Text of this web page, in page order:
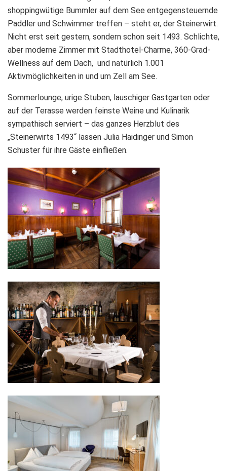
shoppingwütige Bummler auf dem See entgegensteuernde
Paddler und Schwimmer treffen – steht er, der Steinerwirt.
Nicht erst seit gestern, sondern schon seit 1493. Schlichte,
aber moderne Zimmer mit Stadthotel-Charme, 360-Grad-
Wellness auf dem Dach, und natürlich 1.001
Aktivmöglichkeiten in und um Zell am See.
Sommerlounge, urige Stuben, lauschiger Gastgarten oder
auf der Terasse werden feinste Weine und Kulinarik
sympathisch serviert – das ganzes Herzblut des
„Steinerwirts 1493“ lassen Julia Haidinger und Simon
Schuster für ihre Gäste einfließen.